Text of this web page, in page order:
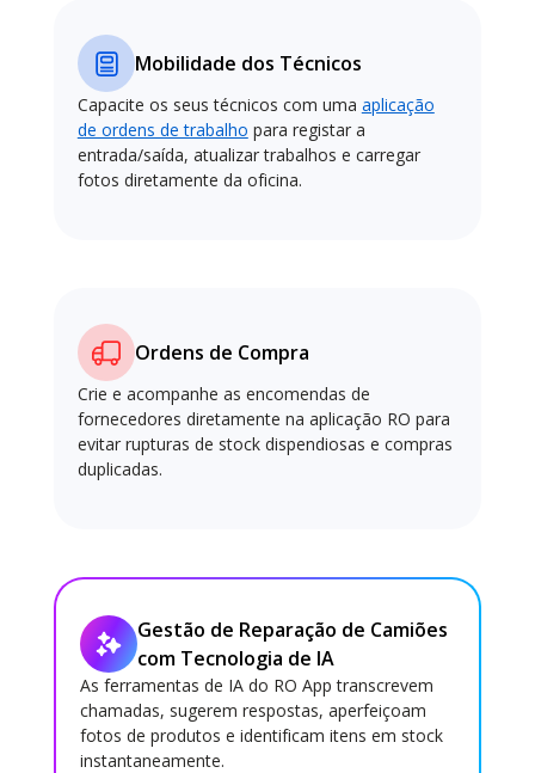
Mobilidade dos Técnicos
Capacite os seus técnicos com uma aplicação
de ordens de trabalho para registar a
entrada/saída, atualizar trabalhos e carregar
fotos diretamente da oficina.
Ordens de Compra
Crie e acompanhe as encomendas de
fornecedores diretamente na aplicação RO para
evitar rupturas de stock dispendiosas e compras
duplicadas.
Gestão de Reparação de Camiões
com Tecnologia de IA
As ferramentas de IA do RO App transcrevem
chamadas, sugerem respostas, aperfeiçoam
fotos de produtos e identificam itens em stock
instantaneamente.